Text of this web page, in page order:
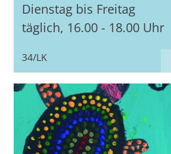
Dienstag bis Freitag
täglich, 16.00 - 18.00 Uhr
34/LK